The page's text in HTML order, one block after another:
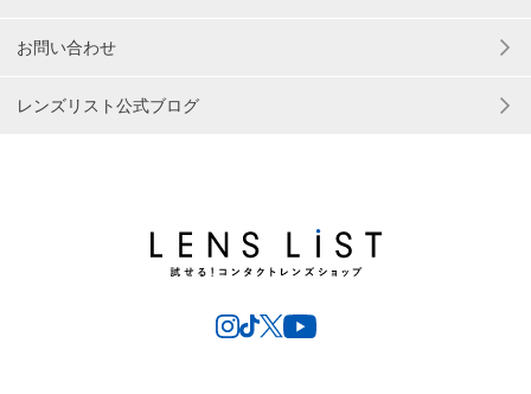
お問い合わせ
レンズリスト公式ブログ